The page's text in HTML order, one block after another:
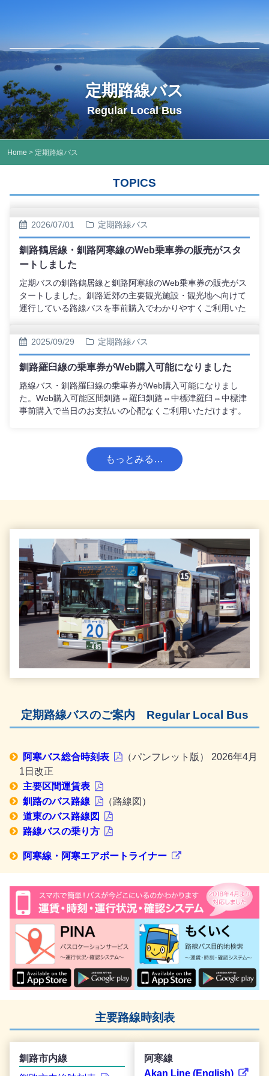
定期路線バス
Regular Local Bus
Home > 定期路線バス
TOPICS
2026/07/01 定期路線バス
釧路鶴居線・釧路阿寒線のWeb乗車券の販売がスタ
ートしました
定期バスの釧路鶴居線と釧路阿寒線のWeb乗車券の販売がス
タートしました。釧路近郊の主要観光施設・観光地へ向けて
運行している路線バスを事前購入でわかりやすくご利用いた
間のバスに乗車したら、降車時にWebチケットを乗務員へご
提示いただけるだけで、ご利用いただけます。（当日の時間
変更は自由です。それに伴うご予約変更の手続きや、弊社へ
のご連絡は必要ございません。）
2025/09/29 定期路線バス
釧路羅臼線の乗車券がWeb購入可能になりました
路線バス・釧路羅臼線の乗車券がWeb購入可能になりまし
た。Web購入可能区間釧路⇔羅臼釧路⇔中標津羅臼⇔中標津
事前購入で当日のお支払いの心配なくご利用いただけます。
もっとみる…
定期路線バスのご案内 Regular Local Bus
阿寒バス総合時刻表 （パンフレット版） 2026年4月
1日改正
主要区間運賃表
釧路のバス路線
（路線図）
道東のバス路線図
路線バスの乗り方
阿寒線・阿寒エアポートライナー
主要路線時刻表
釧路市内線
阿寒線
Akan Line (English)